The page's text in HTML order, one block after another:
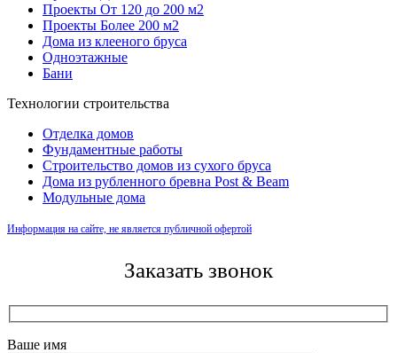
Проекты От 120 до 200 м2
Проекты Более 200 м2
Дома из клееного бруса
Одноэтажные
Бани
Технологии строительства
Отделка домов
Фундаментные работы
Строительство домов из сухого бруса
Дома из рубленного бревна Post & Beam
Модульные дома
Информация на сайте, не является публичной офертой
Заказать звонок
Ваше имя